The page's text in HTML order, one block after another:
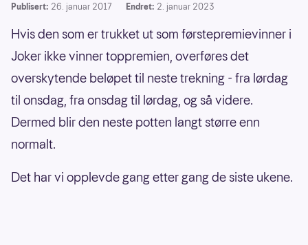
Publisert: 26. januar 2017 Endret: 2. januar 2023
Hvis den som er trukket ut som førstepremievinner i
Joker ikke vinner toppremien, overføres det
overskytende beløpet til neste trekning - fra lørdag
til onsdag, fra onsdag til lørdag, og så videre.
Dermed blir den neste potten langt større enn
normalt.
Det har vi opplevde gang etter gang de siste ukene.